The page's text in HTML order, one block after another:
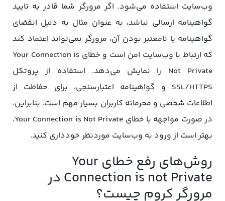
وب‌‌سایت استفاده می‌شود. اگر مرورگر شما قادر به تایید
گواهینامه ارسالی نباشد، به عنوان مثال به دلیل انقضای
گواهینامه یا نامعتبر بودن آن، مرورگر نمی‌تواند اعتماد کند
که ارتباط با وب‌سایت امن است و خطای Your Connection is
Not Private را نمایش می‌دهد. استفاده از پروتکل
SSL/HTTPS و گواهینامه اعتبارسنجی، برای حفاظت از
اطلاعات شخصی و محرمانه کاربران بسیار مهم است. بنابراین،
در صورت مواجهه با خطای Your Connection is Not Private،
بهتر است از ورود به وب‌سایت موردنظر خودداری کنید.
روش‌های رفع خطای Your
Connection is not Private در
مرورگر کروم چیست؟